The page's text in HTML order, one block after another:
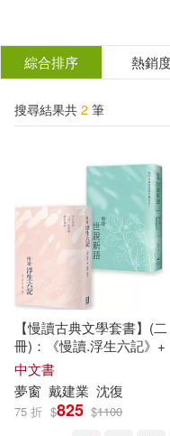
結
分類 (單選)
所有商品(2)
電子書(1)
展
作者
夢窗(2) 戴
沈復(2)
綜合排序 熱銷
搜尋結果共 2 筆
【慢讀古典文學套書】(二
冊)：《慢讀.浮生六記》+
讀.世說新語》
中文書
夢窗 戴建業 沈復
75 折 $825 $1100